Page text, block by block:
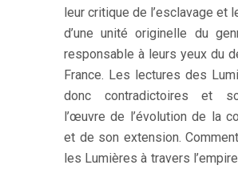
leur critique de l’esclavage et
d’une unité originelle du
responsable à leurs yeux du
France. Les lectures des
donc contradictoires et
l’œuvre de l’évolution de la
et de son extension.
les Lumières à travers